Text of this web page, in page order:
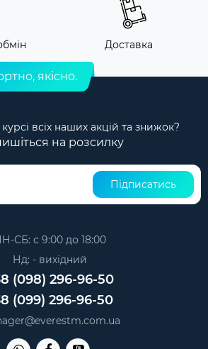
Доставка
якісно.
всіх наших акцій та знижок?
на розсилку
Підписатись
СБ: с 9:00 до 18:00
Нд: - вихідний
(098) 296-96-50
(099) 296-96-50